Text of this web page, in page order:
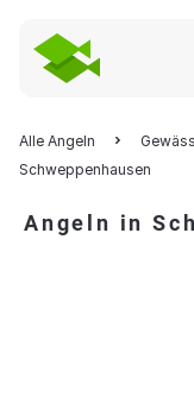
Alle Angeln
Schweppenhausen
Angeln in